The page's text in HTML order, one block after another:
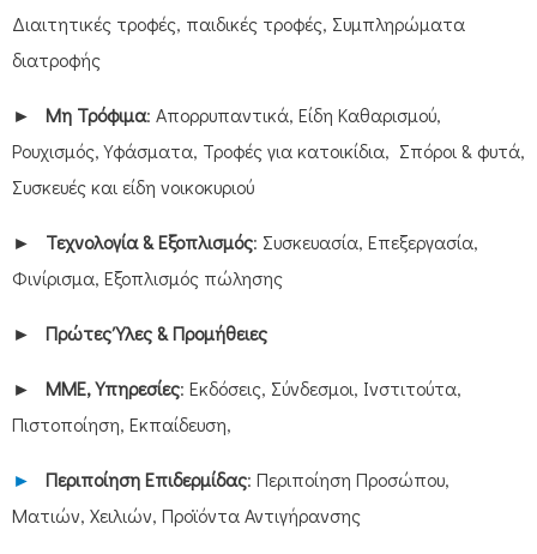
Διαιτητικές τροφές, παιδικές τροφές, Συμπληρώματα
διατροφής
► Μη Τρόφιμα: Απορρυπαντικά, Είδη Καθαρισμού,
Ρουχισμός, Υφάσματα, Τροφές για κατοικίδια, Σπόροι & φυτά,
Συσκευές και είδη νοικοκυριού
► Τεχνολογία & Εξοπλισμός: Συσκευασία, Επεξεργασία,
Φινίρισμα, Εξοπλισμός πώλησης
► Πρώτες Ύλες & Προμήθειες
► ΜΜΕ, Υπηρεσίες: Εκδόσεις, Σύνδεσμοι, Ινστιτούτα,
Πιστοποίηση, Εκπαίδευση,
► Περιποίηση Επιδερμίδας: Περιποίηση Προσώπου,
Ματιών, Χειλιών, Προϊόντα Αντιγήρανσης